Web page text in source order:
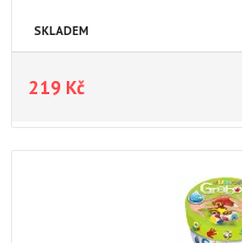
SKLADEM
219 Kč